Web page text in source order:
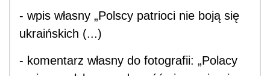
- wpis własny „Polscy patrioci nie boją się
ukraińskich (...)
- komentarz własny do fotografii: „Polacy